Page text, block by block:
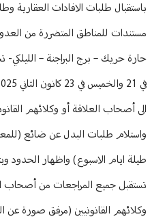
باستقبال طلبات الافادات
مستندات للمناطق المتضررة من
حارة حريك – برج البراجنة –
الى أصحاب العلاقة أو وكلائهم
واستلام طلبات البدل عن ضائع
طيلة ايام الاسبوع) واظهار الحدود
تستقبل جميع المراجعات من أصحاب
وكلائهم القانونيين (مرفق صورة عن